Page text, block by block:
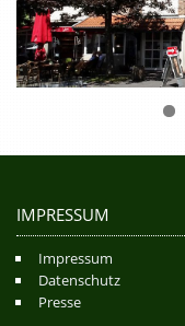
IMPRESSUM
Impressum
Datenschutz
Presse